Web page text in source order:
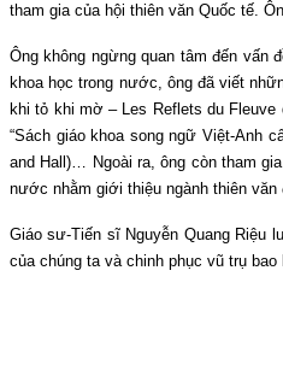
tham gia của hội thiên văn Quốc tế.
Ông không ngừng quan tâm đến vấn
khoa học trong nước, ông đã viết
khi tỏ khi mờ – Les Reflets du Fleuve
“Sách giáo khoa song ngữ Việt-Anh
and Hall)… Ngoài ra, ông còn tham
nước nhằm giới thiệu ngành thiên văn
Giáo sư-Tiến sĩ Nguyễn Quang Riệu
của chúng ta và chinh phục vũ trụ bao